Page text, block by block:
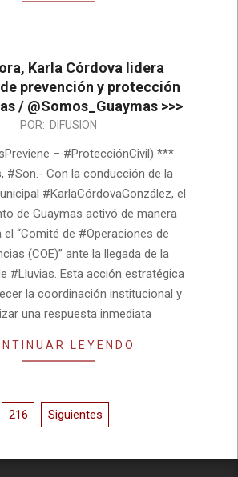
Karla Córdova lidera
prevención y protección
/ @Somos_Guaymas >>>
POR: DIFUSION
– #ProtecciónCivil) ***
#Son.- Con la conducción de la
#KarlaCórdovaGonzález, el
de Guaymas activó de manera
el “Comité de #Operaciones de
(COE)” ante la llegada de la
#Lluvias. Esta acción estratégica
la coordinación institucional y
una respuesta inmediata
LEYENDO
216 Siguientes